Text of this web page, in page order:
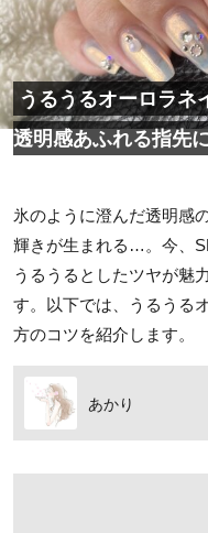
うるうるオーロラネ
透明感あふれる指先
氷のように澄んだ透明感
輝きが生まれる…。今、
うるうるとしたツヤが魅
す。以下では、うるうる
方のコツを紹介します。
あかり